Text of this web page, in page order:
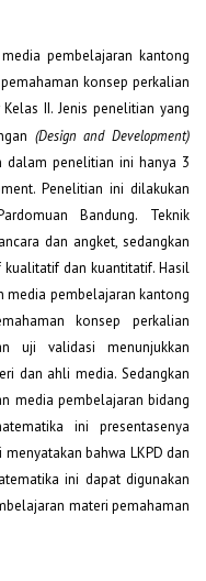
pembelajaran kantong
konsep perkalian
II. Jenis penelitian yang
(Design and Development)
dalam penelitian ini hanya 3
Penelitian ini dilakukan
Bandung. Teknik
dan angket, sedangkan
dan kuantitatif. Hasil
media pembelajaran kantong
konsep perkalian
uji validasi menunjukkan
dan ahli media. Sedangkan
media pembelajaran bidang
ini presentasenya
bahwa LKPD dan
ini dapat digunakan
materi pemahaman